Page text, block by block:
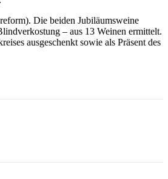
Die beiden Jubiläumsweine
– aus 13 Weinen ermittelt.
ausgeschenkt sowie als Präsent des